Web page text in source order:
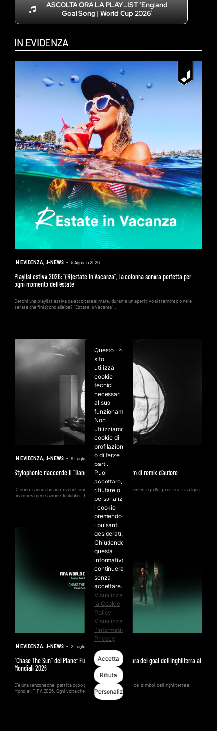
ASCOLTA ORA LA PLAYLIST ‘England
Goal Song | World Cup 2026’
IN EVIDENZA
IN EVIDENZA, J-NEWS - 5 Agosto 2026
Playlist estiva 2026: “(R)estate in Vacanza”, la colonna sonora perfetta per
ogni momento dell’estate
Cerchi una playlist estiva da ascoltare al mare, durante un aperitivo al tramonto o nelle
serate che finiscono all'alba? "Estate in Vacanza"...
IN EVIDENZA, J-NEWS - 9 Luglio 2026
Stylophonic riaccende il “Dancefloor” con un album di remix d’autore
Ci sono tracce che non invecchiano, ma cambiano semplicemente pelle, pronte a travolgere
una nuova generazione di clubber. È il caso di...
IN EVIDENZA, J-NEWS - 2 Luglio 2026
“Chase The Sun” dei Planet Funk è la colonna sonora dei goal dell’Inghilterra ai
Mondiali 2026
C'è una canzone che, partita dopo partita, è diventata uno dei simboli dell'Inghilterra ai
Mondiali FIFA 2026. Ogni volta che i Three...
✕
Questo
sito
utilizza
cookie
tecnici
necessari
al suo
funzionamento.
Non
utilizziamo
cookie di
profilazione
o di terze
parti.
Puoi
accettare,
rifiutare o
personalizzare
i cookie
premendo
i pulsanti
desiderati.
Chiudendo
questa
informativa
continuerai
senza
accettare.
Visualizza
la Cookie
Policy
Visualizza
l'Informativa
Privacy
Accetta
Rifiuta
Personalizza